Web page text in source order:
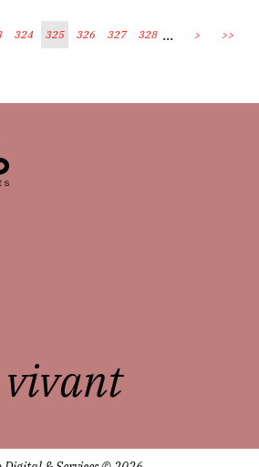
324 325 326 327 328 ... > >>